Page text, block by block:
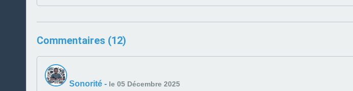
Commentaires (12)
Sonorité - le 05 Décembre 2025